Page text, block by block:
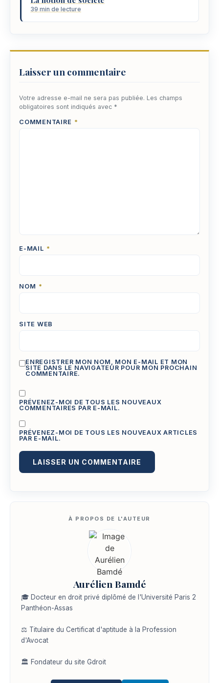
39 min de lecture
Laisser un commentaire
Votre adresse e-mail ne sera pas publiée. Les champs
obligatoires sont indiqués avec *
COMMENTAIRE *
E-MAIL *
NOM *
SITE WEB
ENREGISTRER MON NOM, MON E-MAIL ET MON
SITE DANS LE NAVIGATEUR POUR MON PROCHAIN
COMMENTAIRE.
PRÉVENEZ-MOI DE TOUS LES NOUVEAUX
COMMENTAIRES PAR E-MAIL.
PRÉVENEZ-MOI DE TOUS LES NOUVEAUX ARTICLES
PAR E-MAIL.
Aurélien Bamdé
🎓 Docteur en droit privé diplômé de l'Université Paris 2
Panthéon-Assas
⚖️ Titulaire du Certificat d'aptitude à la Profession
d'Avocat
🏛️ Fondateur du site Gdroit